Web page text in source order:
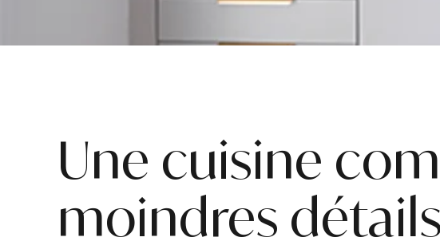
Une cuisine
moindres détails